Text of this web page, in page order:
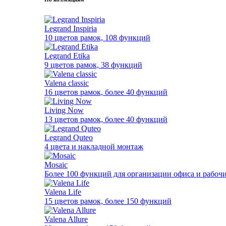
Legrand Inspiria
10 цветов рамок, 108 функций
Legrand Etika
9 цветов рамок, 38 функций
Valena classic
16 цветов рамок, более 40 функций
Living Now
13 цветов рамок, более 40 функций
Legrand Quteo
4 цвета и накладной монтаж
Mosaic
Более 100 функций для организации офиса и
Valena Life
15 цветов рамок, более 150 функций
Valena Allure